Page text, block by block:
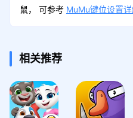
鼠， 可参考 MuMu键位设置
相关推荐